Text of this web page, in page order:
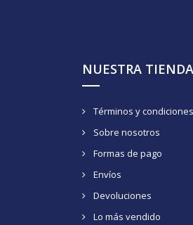
NUESTRA TIENDA
Términos y condiciones
Sobre nosotros
Formas de pago
Envíos
Devoluciones
Lo más vendido